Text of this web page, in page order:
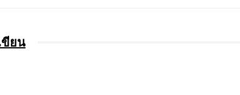
ขียน